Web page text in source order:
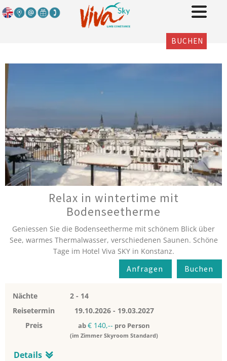
BUCHEN
Relax in wintertime mit
Bodenseetherme
Geniessen Sie die Bodenseetherme mit schönem Blick über
See, warmes Thermalwasser, verschiedenen Saunen. Schöne
Tage im Hotel Viva SKY in Konstanz.
Buchen
Anfragen
Nächte
2 - 14
Reisetermin
19.10.2026- 19.03.2027
Preis
ab€ 140,-- pro Person
(im Zimmer Skyroom Standard)
Details